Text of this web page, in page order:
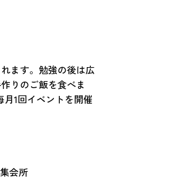
ます。勉強の後は広
りのご飯を食べま
1回イベントを開催
会所